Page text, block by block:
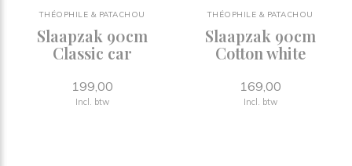
THÉOPHILE & PATACHOU
Slaapzak 90cm
Classic car
199,00
Incl. btw
THÉOPHILE & PATACHOU
Slaapzak 90cm
Cotton white
169,00
Incl. btw